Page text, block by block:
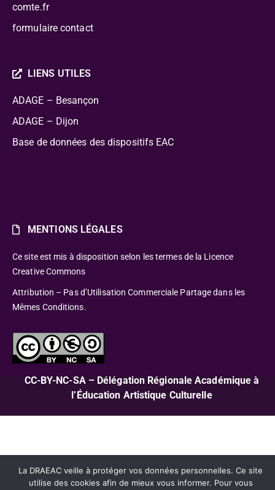
comte.fr
formulaire contact
LIENS UTILES
ADAGE – Besançon
ADAGE – Dijon
Base de données des dispositifs EAC
MENTIONS LÉGALES
Ce site est mis à disposition selon les termes de la Licence
Creative Commons
Attribution – Pas d’Utilisation Commerciale Partage dans les
Mêmes Conditions.
CC-BY-NC-SA – Délégation Régionale Académique à
l’Éducation Artistique Culturelle
La DRAEAC veille à protéger vos données personnelles. Ce site
utilise des cookies afin de mieux vous informer. Pour vous